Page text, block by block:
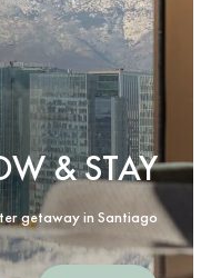
& STAY
getaway in Santiago